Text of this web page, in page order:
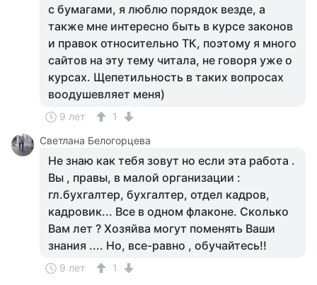
с бумагами, я люблю порядок везде, а
также мне интересно быть в курсе законов
и правок относительно ТК, поэтому я много
сайтов на эту тему читала, не говоря уже о
курсах. Щепетильность в таких вопросах
воодушевляет меня)
9 лет
1
Светлана Белогорцева
Не знаю как тебя зовут но если эта работа .
Вы , правы, в малой организации :
гл.бухгалтер, бухгалтер, отдел кадров,
кадровик... Все в одном флаконе. Сколько
Вам лет ? Хозяйва могут поменять Ваши
знания .... Но, все-равно , обучайтесь!!
9 лет
1